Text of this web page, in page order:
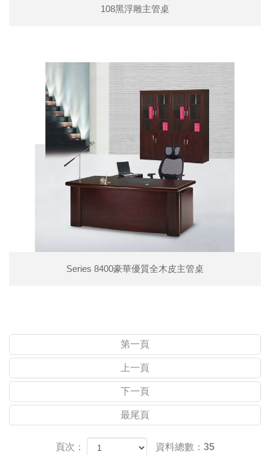
108黑浮雕主管桌
Series 8400豪華優質全木皮主管桌
第一頁
上一頁
下一頁
最尾頁
頁次： 資料總數：35